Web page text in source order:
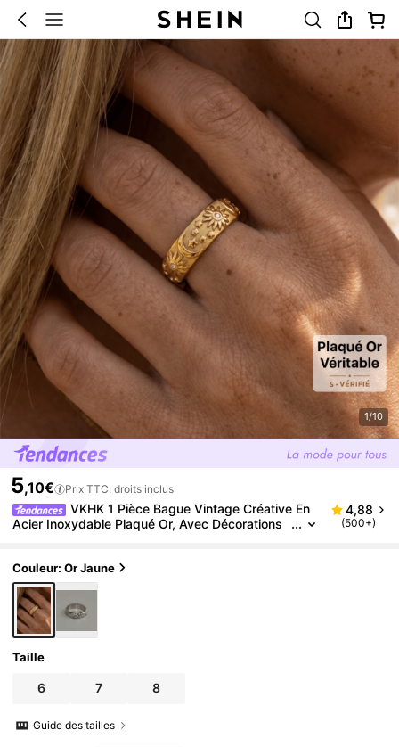
1/10
5,10€ Prix TTC, droits inclus
VKHK 1 Pièce Bague Vintage Créative En
Acier Inoxydable Plaqué Or, Avec Décorations
4,88
(500+)
Couleur: Or Jaune
Taille
6 7 8
Guide des tailles